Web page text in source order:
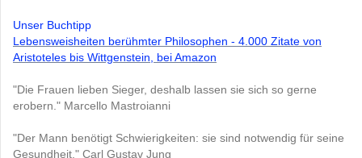
Unser Buchtipp
Lebensweisheiten berühmter Philosophen - 4.000 Zitate von
Aristoteles bis Wittgenstein, bei Amazon
"Die Frauen lieben Sieger, deshalb lassen sie sich so gerne
erobern." Marcello Mastroianni
"Der Mann benötigt Schwierigkeiten: sie sind notwendig für seine
Gesundheit." Carl Gustav Jung